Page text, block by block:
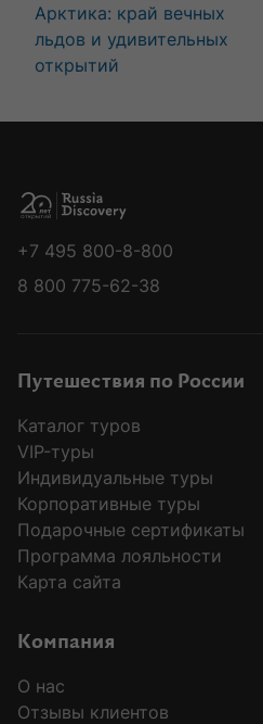
Арктика: край вечных
льдов и удивительных
открытий
+7 495 800-8-800
8 800 775-62-38
Путешествия по России
Каталог туров
VIP-туры
Индивидуальные туры
Корпоративные туры
Подарочные сертификаты
Программа лояльности
Карта сайта
Компания
О нас
Отзывы клиентов